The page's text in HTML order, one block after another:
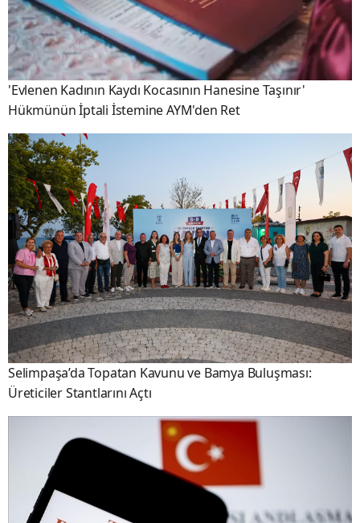
'Evlenen Kadının Kaydı Kocasının Hanesine Taşınır'
Hükmünün İptali İstemine AYM'den Ret
Selimpaşa’da Topatan Kavunu ve Bamya Buluşması:
Üreticiler Stantlarını Açtı